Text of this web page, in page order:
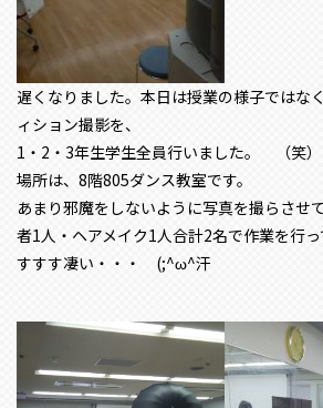
遅くなりました。本日は授業の様子ではな
ィション撮影を、
1・2・3年生学生全員行いました。 （笑）
場所は、8階805ダンス教室です。
あまり邪魔をしないように写真を撮らさ
者1人・ヘアメイク1人合計2名で作業を行っ
すすす凄い・・・ (;^ω^汗